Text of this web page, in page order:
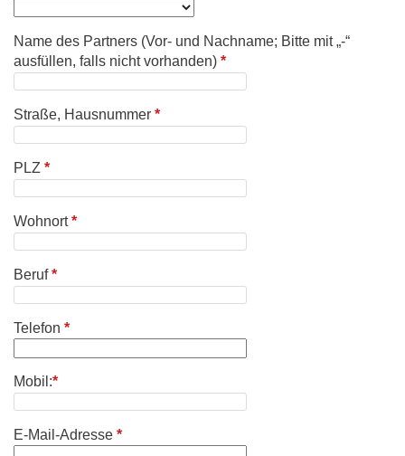
Name des Partners (Vor- und Nachname; Bitte mit „-“
ausfüllen, falls nicht vorhanden) *
Straße, Hausnummer *
PLZ *
Wohnort*
Beruf*
Telefon *
Mobil:*
E-Mail-Adresse *